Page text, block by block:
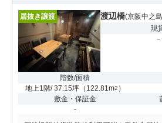
居抜き譲渡 渡辺橋(京阪中之
現
階数/面積
地上1階/ 37.15坪（ 122.81m2 ）
敷金・保証金
-